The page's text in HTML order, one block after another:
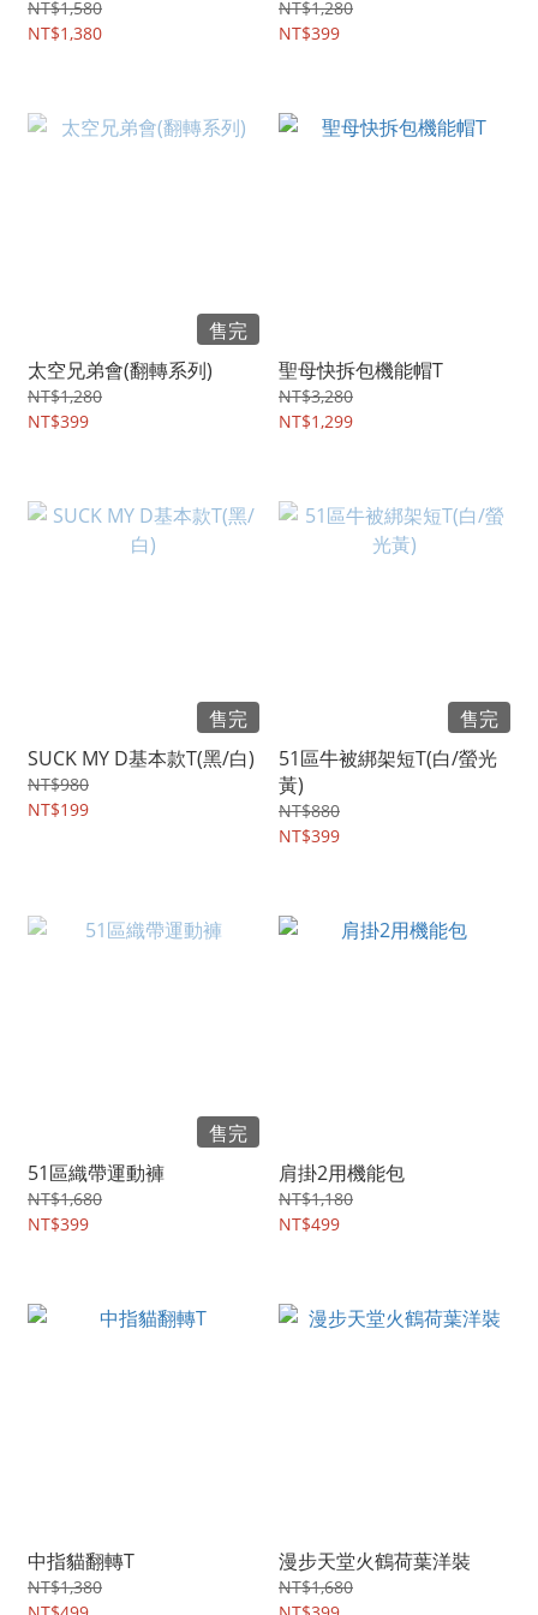
NT$1,580
NT$1,380
NT$1,280
NT$399
售完
太空兄弟會(翻轉系列)
NT$1,280
NT$399
聖母快拆包機能帽T
NT$3,280
NT$1,299
售完
SUCK MY D基本款T(黑/白)
NT$980
NT$199
售完
51區牛被綁架短T(白/螢光
黃)
NT$880
NT$399
售完
51區織帶運動褲
NT$1,680
NT$399
肩掛2用機能包
NT$1,180
NT$499
中指貓翻轉T
NT$1,380
漫步天堂火鶴荷葉洋裝
NT$1,680